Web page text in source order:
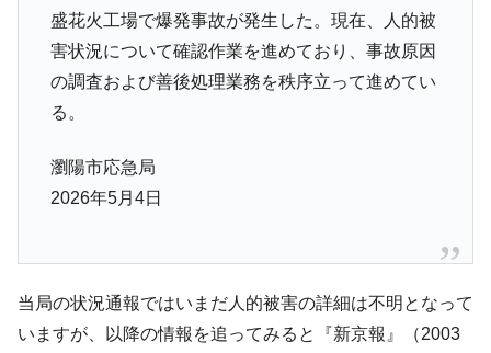
Fact1
夏の甲子園、優勝校を最も多く輩出している都道
府県とは？
Fact1 今話題の「楽天ライオンズ」とは？
Fact1
全て勝つといくら？ 競馬GI競走で勝利騎手がもら
える賞金とは？
発表から2日で大崩壊、鳴かず飛ばずに終わりそう
Fact1
日本人マスターズ挑戦の歴史。松山以前に最高位
だった選手とは？
盛花火工場で爆発事故が発生した。現在、人的被
害状況について確認作業を進めており、事故原因
の調査および善後処理業務を秩序立って進めてい
る。
瀏陽市応急局
2026年5月4日
当局の状況通報ではいまだ人的被害の詳細は不明となって
いますが、以降の情報を追ってみると『新京報』（2003